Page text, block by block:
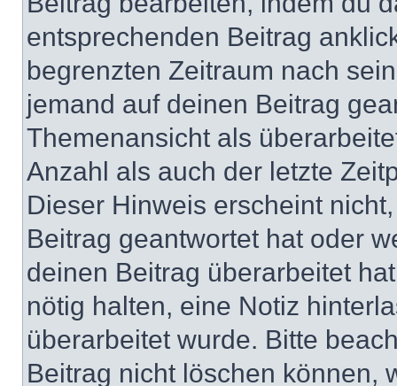
entsprechenden Beitrag
begrenzten Zeitraum nach
jemand auf deinen Beitrag
Themenansicht als
Anzahl als auch der letzte
Dieser Hinweis erscheint
Beitrag geantwortet hat oder
deinen Beitrag überarbeitet
nötig halten, eine Notiz
überarbeitet wurde. Bitte
Beitrag nicht löschen können,